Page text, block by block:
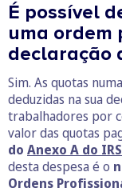
É possível
uma ordem
declaração
Sim. As quotas
deduzidas na sua
trabalhadores por
valor das quotas
do Anexo A do IRS
desta despesa é o
Ordens